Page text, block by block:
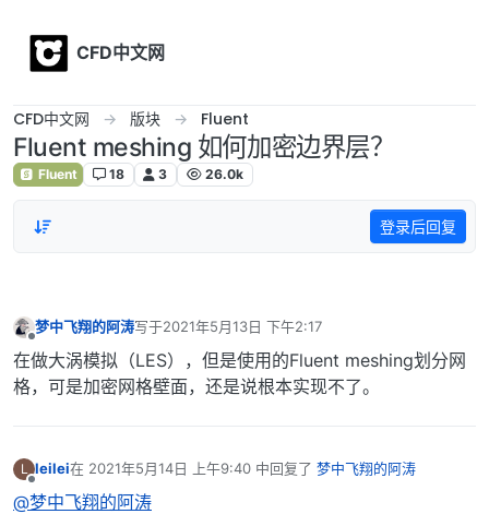
CFD中文网
CFD中文网 版块 Fluent
Fluent meshing 如何加密边界层？
Fluent 18 3 26.0k
登录后回复
梦中飞翔的阿涛写于2021年5月13日 下午2:17
最后由 编辑
在做大涡模拟（LES），但是使用的Fluent meshing划分网
格，可是加密网格壁面，还是说根本实现不了。
L leilei在 2021年5月14日 上午9:40 中回复了 梦中飞翔的阿涛
最后由 编辑
@梦中飞翔的阿涛